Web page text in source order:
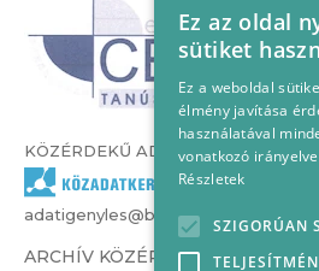
KÖZÉRDEKŰ ADATOK
adatigenyles@bvcs.hu
ARCHÍV KÖZÉRDEKŰ ADATOK –
Ez az oldal
sütiket
Ez a weboldal
élmény javítása
használatával
vonatkozó
Részletek
SZIGORÚAN